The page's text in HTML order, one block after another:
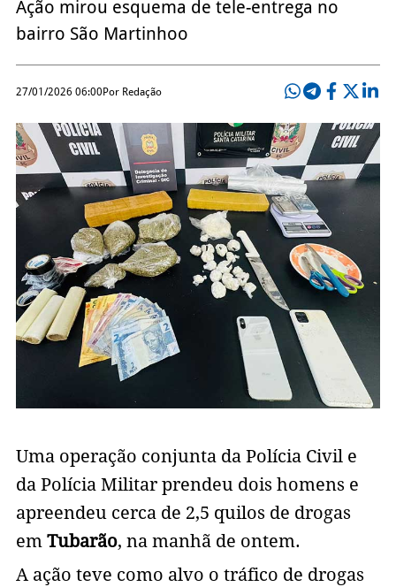
Ação mirou esquema de tele-entrega no
bairro São Martinhoo
27/01/2026 06:00Por Redação
Uma operação conjunta da Polícia Civil e
da Polícia Militar prendeu dois homens e
apreendeu cerca de 2,5 quilos de drogas
emTubarão, na manhã de ontem.
A ação teve como alvo o tráfico de drogas